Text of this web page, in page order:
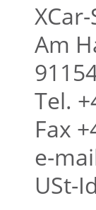
Am
Tel.
Fax
e-
USt-